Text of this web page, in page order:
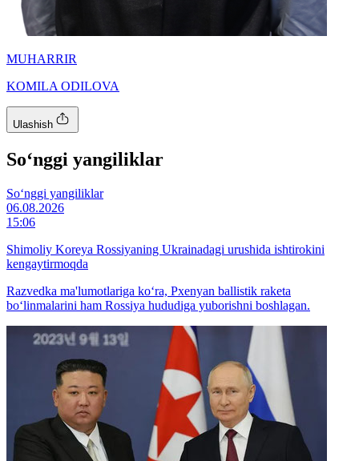
MUHARRIR
KOMILA ODILOVA
Ulashish
So‘nggi yangiliklar
So‘nggi yangiliklar
06.08.2026
15:06
Shimoliy Koreya Rossiyaning Ukrainadagi urushida ishtirokini
kengaytirmoqda
Razvedka ma'lumotlariga ko‘ra, Pxenyan ballistik raketa
bo‘linmalarini ham Rossiya hududiga yuborishni boshlagan.